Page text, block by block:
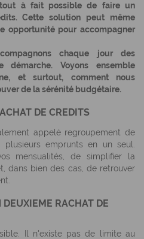
à fait possible de faire un
Cette solution peut même
opportunité pour accompagner
chaque jour des
démarche. Voyons ensemble
et surtout, comment nous
de la sérénité budgétaire.
DE CREDITS
appelé regroupement de
emprunts en un seul.
mensualités, de simplifier la
dans bien des cas, de retrouver
RACHAT DE
Il n'existe pas de limite au